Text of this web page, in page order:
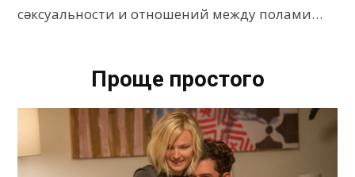
сǝксуальности и отношений между полами…
Проще простого